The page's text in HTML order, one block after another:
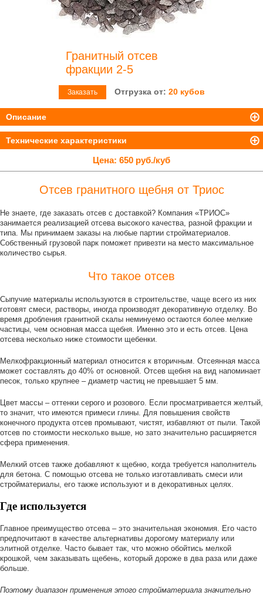
Гранитный отсев
фракции 2-5
Заказать Отгрузка от: 20 кубов
Описание
Технические характеристики
Цена: 650 руб./куб
Отсев гранитного щебня от Триос
Не знаете, где заказать отсев с доставкой? Компания «ТРИОС»
занимается реализацией отсева высокого качества, разной фракции и
типа. Мы принимаем заказы на любые партии стройматериалов.
Собственный грузовой парк поможет привезти на место максимальное
количество сырья.
Что такое отсев
Сыпучие материалы используются в строительстве, чаще всего из них
готовят смеси, растворы, иногда производят декоративную отделку. Во
время дробления гранитной скалы неминуемо остаются более мелкие
частицы, чем основная масса щебня. Именно это и есть отсев. Цена
отсева несколько ниже стоимости щебенки.
Мелкофракционный материал относится к вторичным. Отсеянная масса
может составлять до 40% от основной. Отсев щебня на вид напоминает
песок, только крупнее – диаметр частиц не превышает 5 мм.
Цвет массы – оттенки серого и розового. Если просматривается желтый,
то значит, что имеются примеси глины. Для повышения свойств
конечного продукта отсев промывают, чистят, избавляют от пыли. Такой
отсев по стоимости несколько выше, но зато значительно расширяется
сфера применения.
Мелкий отсев также добавляют к щебню, когда требуется наполнитель
для бетона. С помощью отсева не только изготавливать смеси или
стройматериалы, его также используют и в декоративных целях.
Где используется
Главное преимущество отсева – это значительная экономия. Его часто
предпочитают в качестве альтернативы дорогому материалу или
элитной отделке. Часто бывает так, что можно обойтись мелкой
крошкой, чем заказывать щебень, который дороже в два раза или даже
больше.
Поэтому диапазон применения этого стройматериала значительно